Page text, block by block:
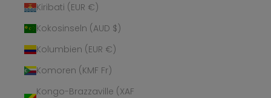
Kiribati (EUR €)
Kokosinseln (AUD $)
Kolumbien (EUR €)
Komoren (KMF Fr)
Kongo-Brazzaville (XAF